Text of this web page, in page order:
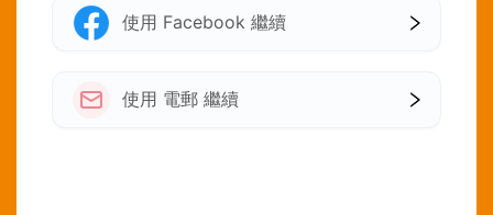
使用 Facebook 繼續
使用 電郵 繼續